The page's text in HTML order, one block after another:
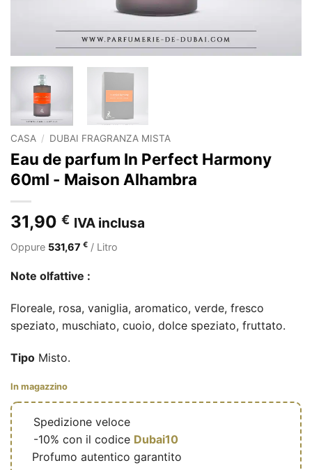
CASA / DUBAI FRAGRANZA MISTA
Eau de parfum In Perfect Harmony
60ml - Maison Alhambra
31,90 € IVA inclusa
Oppure 531,67 € / Litro
Note olfattive :
Floreale, rosa, vaniglia, aromatico, verde, fresco
speziato, muschiato, cuoio, dolce speziato, fruttato.
Tipo Misto.
In magazzino
Spedizione veloce
-10% con il codice Dubai10
Profumo autentico garantito